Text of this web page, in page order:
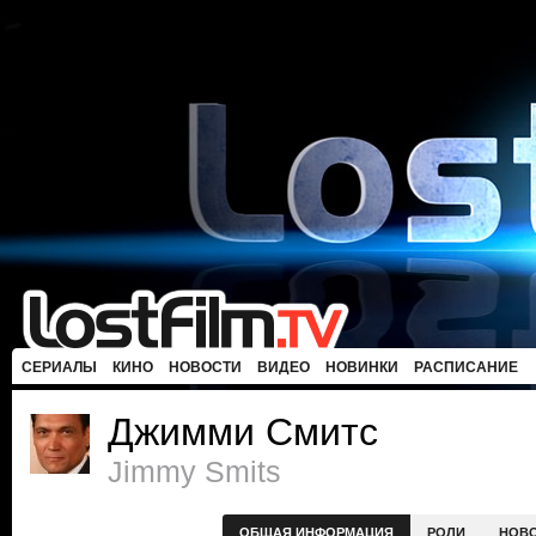
СЕРИАЛЫ КИНО НОВОСТИ ВИДЕО НОВИНКИ РАСПИСАНИЕ
Джимми Смитс
Jimmy Smits
ОБЩАЯ ИНФОРМАЦИЯ РОЛИ